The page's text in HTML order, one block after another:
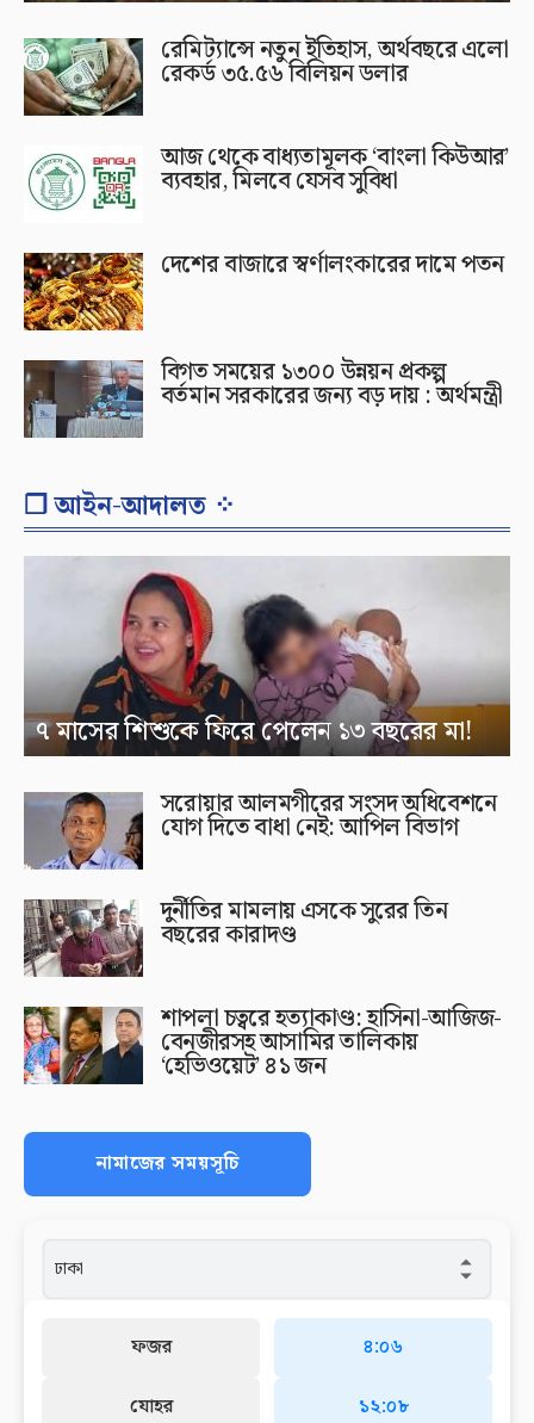
রেমিট্যান্সে নতুন ইতিহাস, অর্থবছরে এলো
রেকর্ড ৩৫.৫৬ বিলিয়ন ডলার
আজ থেকে বাধ্যতামূলক ‘বাংলা কিউআর’
ব্যবহার, মিলবে যেসব সুবিধা
দেশের বাজারে স্বর্ণালংকারের দামে পতন
বিগত সময়ের ১৩০০ উন্নয়ন প্রকল্প
বর্তমান সরকারের জন্য বড় দায় : অর্থমন্ত্রী
❐ আইন-আদালত ⁘
৭ মাসের শিশুকে ফিরে পেলেন ১৩ বছরের মা!
সরোয়ার আলমগীরের সংসদ অধিবেশনে
যোগ দিতে বাধা নেই: আপিল বিভাগ
দুর্নীতির মামলায় এসকে সুরের তিন
বছরের কারাদণ্ড
শাপলা চত্বরে হত্যাকাণ্ড: হাসিনা-আজিজ-
বেনজীরসহ আসামির তালিকায়
‘হেভিওয়েট’ ৪১ জন
নামাজের সময়সূচি
ফজর
যোহর
৪:০৬
১২:০৮